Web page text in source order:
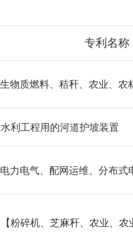
专利名称
水利工程用的河道护坡装置